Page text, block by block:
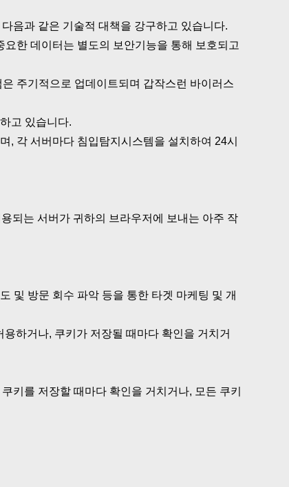
음과 같은 기술적 대책을 강구하고 있습니다.
한 데이터는 별도의 보안기능을 통해 보호되고
주기적으로 업데이트되며 갑작스런 바이러스
고 있습니다.
, 각 서버마다 침입탐지시스템을 설치하여 24시
되는 서버가 귀하의 브라우저에 보내는 아주 작
및 방문 회수 파악 등을 통한 타겟 마케팅 및 개
하거나, 쿠키가 저장될 때마다 확인을 거치거
키를 저장할 때마다 확인을 거치거나, 모든 쿠키